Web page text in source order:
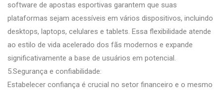
software de apostas esportivas garantem que suas
plataformas sejam acessíveis em vários dispositivos, incluindo
desktops, laptops, celulares e tablets. Essa flexibilidade atende
ao estilo de vida acelerado dos fãs modernos e expande
significativamente a base de usuários em potencial.
5.Segurança e confiabilidade:
Estabelecer confiança é crucial no setor financeiro e o mesmo